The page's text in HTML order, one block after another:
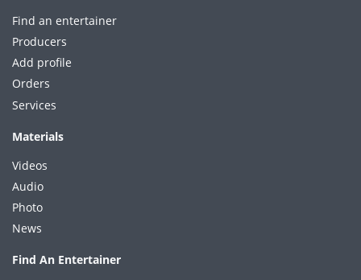
Find an entertainer
Producers
Add profile
Orders
Services
Materials
Videos
Audio
Photo
News
Find An Entertainer